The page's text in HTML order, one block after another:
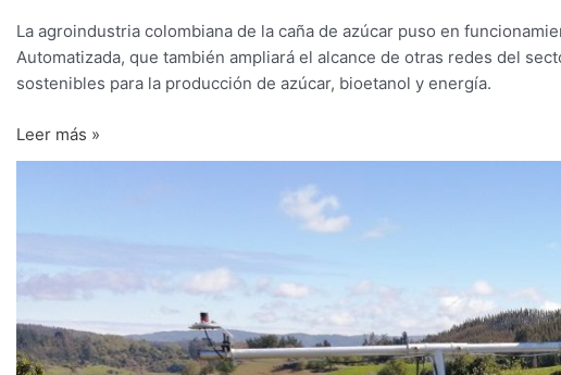
La agroindustria colombiana de la caña de azúcar puso en
Automatizada, que también ampliará el alcance de otras redes del
sostenibles para la producción de azúcar, bioetanol y energía.
Leer más »
información
climática
en
la